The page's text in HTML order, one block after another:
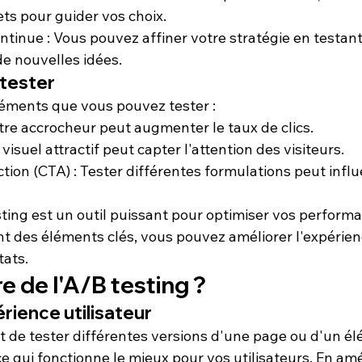
pour guider vos choix.
: Vous pouvez affiner votre stratégie en
nouvelles idées.
que vous pouvez tester :
accrocheur peut augmenter le taux de clics.
attractif peut capter l'attention des visiteurs.
(CTA) : Tester différentes formulations peut
est un outil puissant pour optimiser vos
des éléments clés, vous pouvez améliorer
de l'A/B testing ?
utilisateur
de tester différentes versions d'une page ou d'un
qui fonctionne le mieux pour vos utilisateurs. En